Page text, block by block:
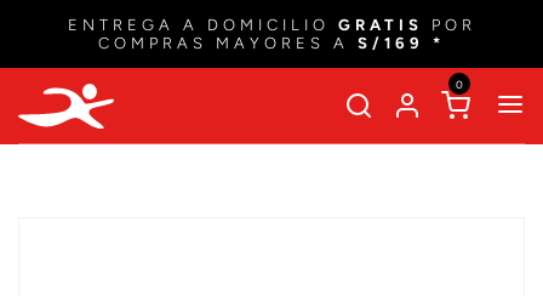
ENTREGA A DOMICILIO GRATIS
POR
COMPRAS MAYORES A S/169 *
0